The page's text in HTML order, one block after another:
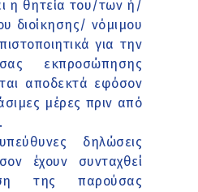
η θητεία του/των ή/
διοίκησης/ νόμιμου
για την
εκπροσώπησης
αποδεκτά εφόσον
μέρες πριν από
δηλώσεις
έχουν συνταχθεί
της παρούσας